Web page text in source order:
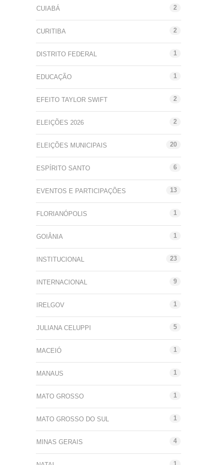
CUIABÁ 2
CURITIBA 2
DISTRITO FEDERAL 1
EDUCAÇÃO 1
EFEITO TAYLOR SWIFT 2
ELEIÇÕES 2026 2
ELEIÇÕES MUNICIPAIS 20
ESPÍRITO SANTO 6
EVENTOS E PARTICIPAÇÕES 13
FLORIANÓPOLIS 1
GOIÂNIA 1
INSTITUCIONAL 23
INTERNACIONAL 9
IRELGOV 1
JULIANA CELUPPI 5
MACEIÓ 1
MANAUS 1
MATO GROSSO 1
MATO GROSSO DO SUL 1
MINAS GERAIS 4